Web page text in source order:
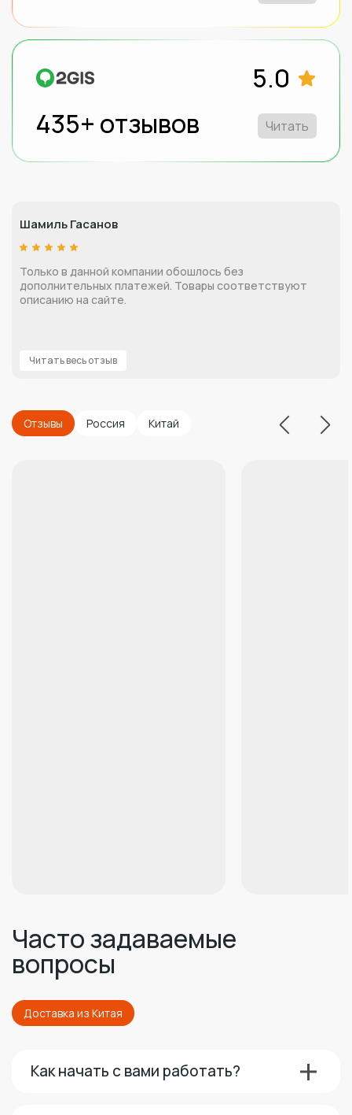
5.0
435+ отзывов
Читать
Шамиль Гасанов
Только в данной компании обошлось без
дополнительных платежей. Товары соответствуют
описанию на сайте.
Читать весь отзыв
Отзывы Россия Китай
Часто задаваемые
вопросы
Доставка из Китая
Как начать с вами работать?